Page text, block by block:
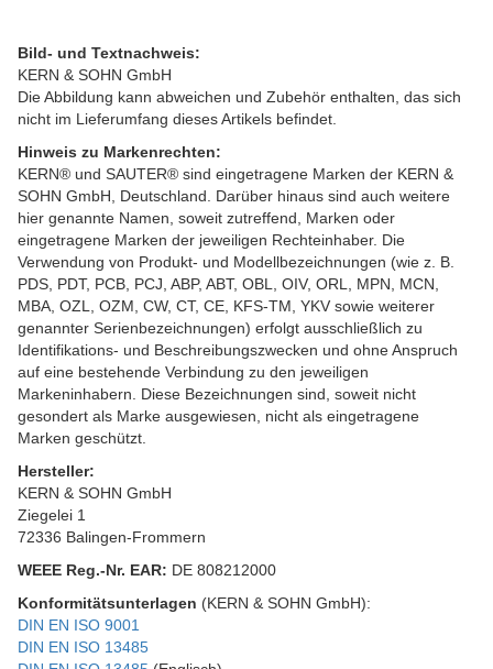
Bild- und Textnachweis:
KERN & SOHN GmbH
Die Abbildung kann abweichen und Zubehör enthalten, das sich
nicht im Lieferumfang dieses Artikels befindet.
Hinweis zu Markenrechten:
KERN® und SAUTER® sind eingetragene Marken der KERN &
SOHN GmbH, Deutschland. Darüber hinaus sind auch weitere
hier genannte Namen, soweit zutreffend, Marken oder
eingetragene Marken der jeweiligen Rechteinhaber. Die
Verwendung von Produkt- und Modellbezeichnungen (wie z. B.
PDS, PDT, PCB, PCJ, ABP, ABT, OBL, OIV, ORL, MPN, MCN,
MBA, OZL, OZM, CW, CT, CE, KFS-TM, YKV sowie weiterer
genannter Serienbezeichnungen) erfolgt ausschließlich zu
Identifikations- und Beschreibungszwecken und ohne Anspruch
auf eine bestehende Verbindung zu den jeweiligen
Markeninhabern. Diese Bezeichnungen sind, soweit nicht
gesondert als Marke ausgewiesen, nicht als eingetragene
Marken geschützt.
Hersteller:
KERN & SOHN GmbH
Ziegelei 1
72336 Balingen-Frommern
WEEE Reg.-Nr. EAR: DE 808212000
Konformitätsunterlagen (KERN & SOHN GmbH):
DIN EN ISO 9001
DIN EN ISO 13485